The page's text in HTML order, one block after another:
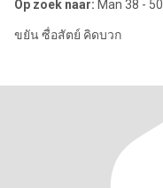
Op zoek naar: Man 38 - 50
ขยัน ซื่อสัตย์ คิดบวก